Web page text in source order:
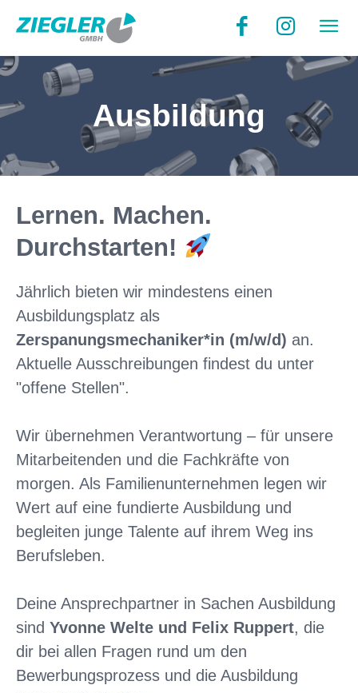
Ausbildung
Lernen. Machen.
Durchstarten!
Jährlich bieten wir mindestens einen
Ausbildungsplatz als
Zerspanungsmechaniker*in (m/w/d) an.
Aktuelle Ausschreibungen findest du unter
"offene Stellen".
Wir übernehmen Verantwortung – für unsere
Mitarbeitenden und die Fachkräfte von
morgen. Als Familienunternehmen legen wir
Wert auf eine fundierte Ausbildung und
begleiten junge Talente auf ihrem Weg ins
Berufsleben.
Deine Ansprechpartner in Sachen Ausbildung
sind Yvonne Welte und Felix Ruppert, die
dir bei allen Fragen rund um den
Bewerbungsprozess und die Ausbildung